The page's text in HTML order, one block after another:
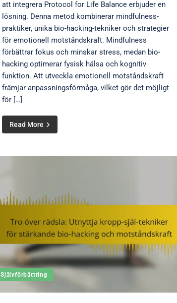
att integrera Protocol for Life Balance erbjuder en
lösning. Denna metod kombinerar mindfulness-
praktiker, unika bio-hacking-tekniker och strategier
för emotionell motståndskraft. Mindfulness
förbättrar fokus och minskar stress, medan bio-
hacking optimerar fysisk hälsa och kognitiv
funktion. Att utveckla emotionell motståndskraft
främjar anpassningsförmåga, vilket gör det möjligt
för […]
Read More
Självförbättring